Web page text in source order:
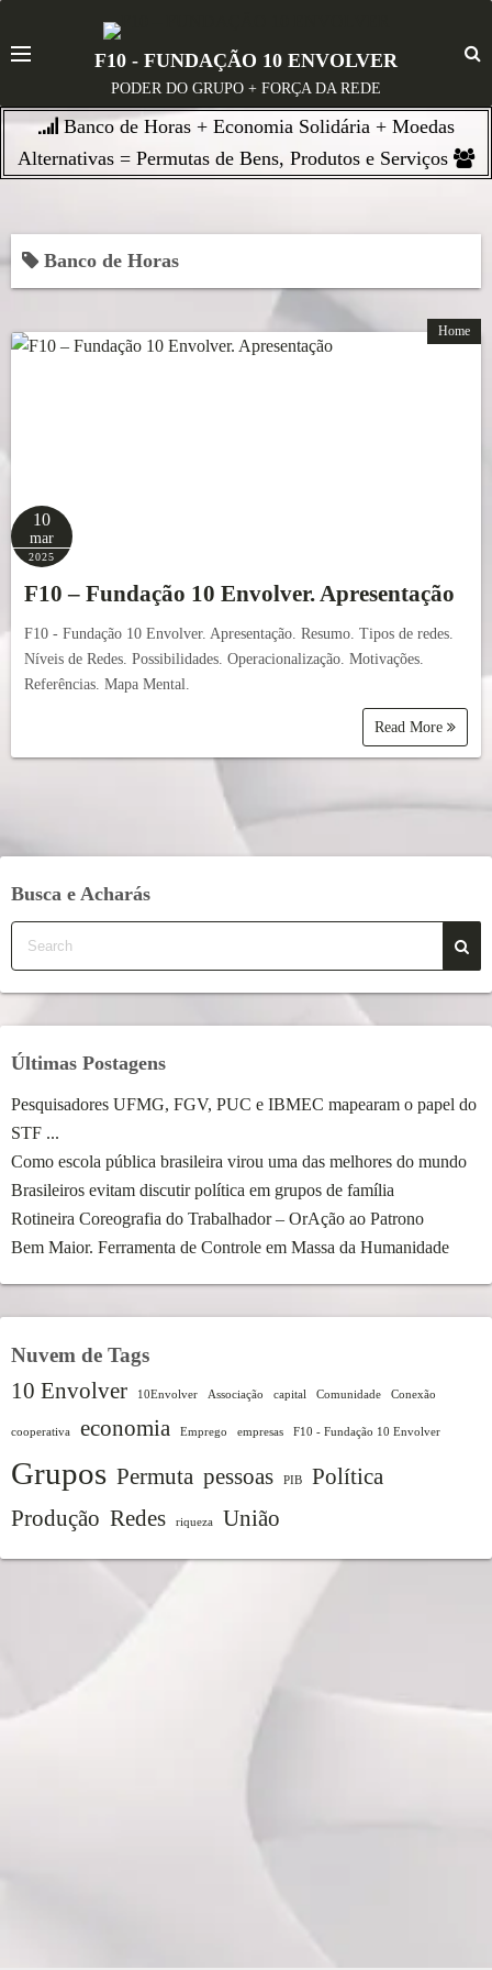
t
c
t
F10 - FUNDAÇÃO 10 ENVOLVER
PODER DO GRUPO + FORÇA DA REDE
Banco de Horas + Economia Solidária + Moedas
Alternativas = Permutas de Bens, Produtos e Serviços
Banco de Horas
Home
10
mar
2025
F10 – Fundação 10 Envolver. Apresentação
F10 - Fundação 10 Envolver. Apresentação. Resumo. Tipos de redes.
Níveis de Redes. Possibilidades. Operacionalização. Motivações.
Referências. Mapa Mental.
Read More
Busca e Acharás
Últimas Postagens
Pesquisadores UFMG, FGV, PUC e IBMEC mapearam o papel do
STF ...
Como escola pública brasileira virou uma das melhores do mundo
Brasileiros evitam discutir política em grupos de família
Rotineira Coreografia do Trabalhador – OrAção ao Patrono
Bem Maior. Ferramenta de Controle em Massa da Humanidade
Nuvem de Tags
10 Envolver 10Envolver Associação capital Comunidade Conexão
cooperativa economia Emprego empresas F10 - Fundação 10 Envolver
Grupos Permuta pessoas PIB
Política
Produção Redes riqueza União